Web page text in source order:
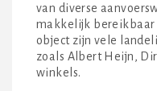
van diverse
makkelijk bereikbaar
object zijn vele
zoals Albert Heijn,
winkels.